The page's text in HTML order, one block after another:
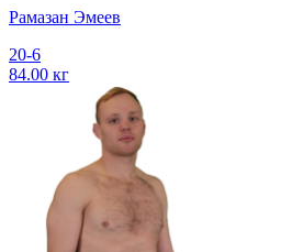
Рамазан Эмеев
20-6
84.00 кг